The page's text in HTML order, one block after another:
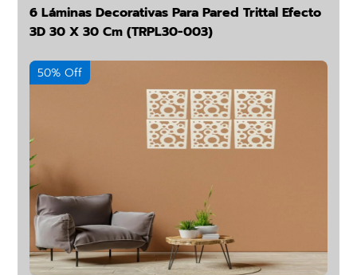
6 Láminas Decorativas Para Pared Trittal Efecto
3D 30 X 30 Cm (TRPL30-003)
50% Off